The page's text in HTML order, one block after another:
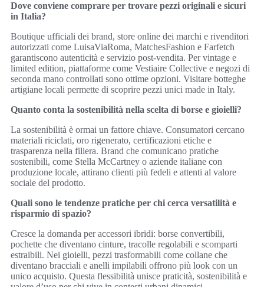
Dove conviene comprare per trovare pezzi originali e sicuri
in Italia?
Boutique ufficiali dei brand, store online dei marchi e rivenditori
autorizzati come LuisaViaRoma, MatchesFashion e Farfetch
garantiscono autenticità e servizio post‑vendita. Per vintage e
limited edition, piattaforme come Vestiaire Collective e negozi di
seconda mano controllati sono ottime opzioni. Visitare botteghe
artigiane locali permette di scoprire pezzi unici made in Italy.
Quanto conta la sostenibilità nella scelta di borse e gioielli?
La sostenibilità è ormai un fattore chiave. Consumatori cercano
materiali riciclati, oro rigenerato, certificazioni etiche e
trasparenza nella filiera. Brand che comunicano pratiche
sostenibili, come Stella McCartney o aziende italiane con
produzione locale, attirano clienti più fedeli e attenti al valore
sociale del prodotto.
Quali sono le tendenze pratiche per chi cerca versatilità e
risparmio di spazio?
Cresce la domanda per accessori ibridi: borse convertibili,
pochette che diventano cinture, tracolle regolabili e scomparti
estraibili. Nei gioielli, pezzi trasformabili come collane che
diventano bracciali e anelli impilabili offrono più look con un
unico acquisto. Questa flessibilità unisce praticità, sostenibilità e